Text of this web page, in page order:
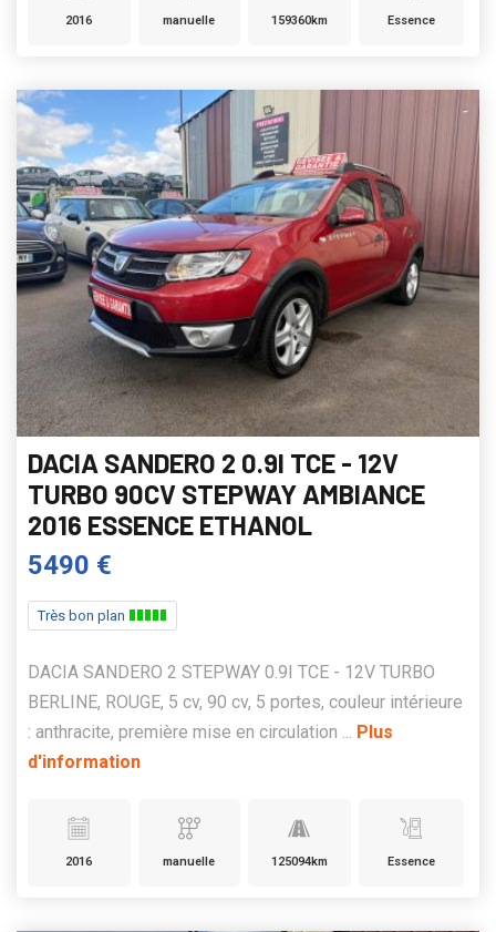
2016 manuelle 159360km Essence
DACIA SANDERO 2 0.9I TCE - 12V
TURBO 90CV STEPWAY AMBIANCE
2016 ESSENCE ETHANOL
5490 €
Très bon plan
DACIA SANDERO 2 STEPWAY 0.9I TCE - 12V TURBO
BERLINE, ROUGE, 5 cv, 90 cv, 5 portes, couleur intérieure
: anthracite, première mise en circulation ... Plus
d'information
2016 manuelle 125094km Essence